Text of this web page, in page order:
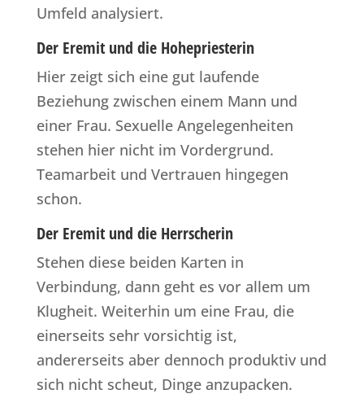
Umfeld analysiert.
Der Eremit und die Hohepriesterin
Hier zeigt sich eine gut laufende
Beziehung zwischen einem Mann und
einer Frau. Sexuelle Angelegenheiten
stehen hier nicht im Vordergrund.
Teamarbeit und Vertrauen hingegen
schon.
Der Eremit und die Herrscherin
Stehen diese beiden Karten in
Verbindung, dann geht es vor allem um
Klugheit. Weiterhin um eine Frau, die
einerseits sehr vorsichtig ist,
andererseits aber dennoch produktiv und
sich nicht scheut, Dinge anzupacken.